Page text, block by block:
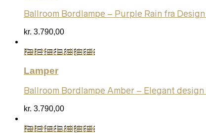
Ballroom Bordlampe – Purple Rain fra Design
kr. 3.790,00
Køb Hos Luxlight.dk
Lamper
Ballroom Bordlampe Amber – Elegant
kr. 3.790,00
Køb Hos Luxlight.dk